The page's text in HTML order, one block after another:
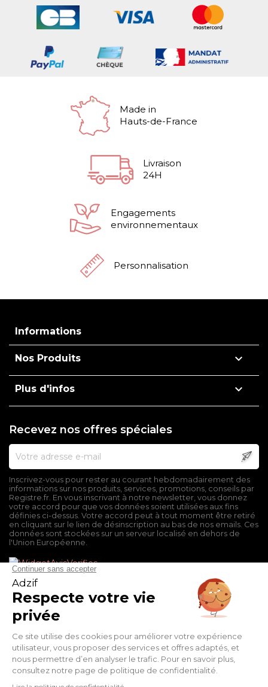
Made in
Hauts-de-France
Livraison
24H
Engagements
environnementaux
Personnalisation
Informations
Nos Produits 
Plus d'infos 
Recevez nos offres spéciales
Inscrivez-vous pour rester au courant hebdomadairement des
informations sur nos produits, services, promotions, conseils par
Registre.fr. En vous inscrivant à notre newsletter, vous donnez
votre accord pour que vos données soient utilisées aux fins
définies ci-dessus. Votre accord peut à tout moment être retiré
en cliquant sur le lien de désinscription au bas de nos emails. Ces
données sont stockées sur un serveur localisé en dehors de
l'Union Européenne.
Conditions générales de vente
Politique de confidentialité